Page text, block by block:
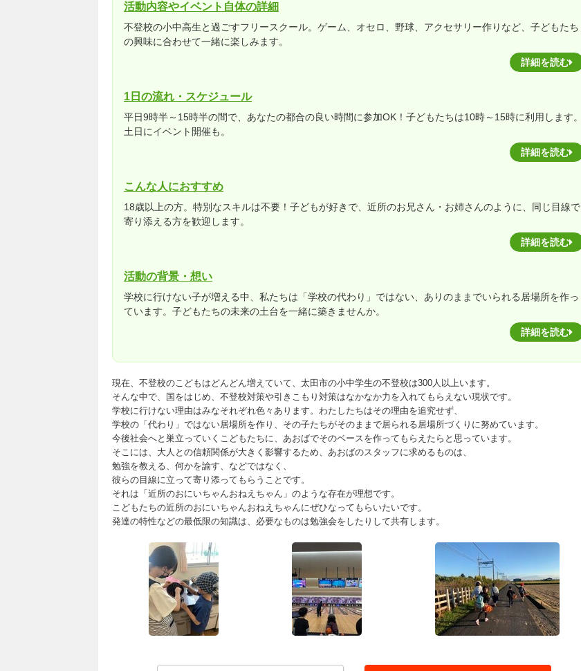
活動内容やイベント自体の詳細
不登校の小中高生と過ごすフリースクール。ゲーム、オセロ、野球、アクセサリー作りなど、子どもたち
の興味に合わせて一緒に楽しみます。
詳細を読む
1日の流れ・スケジュール
平日9時半～15時半の間で、あなたの都合の良い時間に参加OK！子どもたちは10時～15時に利用します。
土日にイベント開催も。
詳細を読む
こんな人におすすめ
18歳以上の方。特別なスキルは不要！子どもが好きで、近所のお兄さん・お姉さんのように、同じ目線で
寄り添える方を歓迎します。
詳細を読む
活動の背景・想い
学校に行けない子が増える中、私たちは「学校の代わり」ではない、ありのままでいられる居場所を作っ
ています。子どもたちの未来の土台を一緒に築きませんか。
詳細を読む
現在、不登校のこどもはどんどん増えていて、太田市の小中学生の不登校は300人以上います。
そんな中で、国をはじめ、不登校対策や引きこもり対策はなかなか力を入れてもらえない現状です。
学校に行けない理由はみなそれぞれ色々あります。わたしたちはその理由を追究せず、
学校の「代わり」ではない居場所を作り、その子たちがそのままで居られる居場所づくりに努めています。
今後社会へと巣立っていくこどもたちに、あおばでそのベースを作ってもらえたらと思っています。
そこには、大人との信頼関係が大きく影響するため、あおばのスタッフに求めるものは、
勉強を教える、何かを諭す、などではなく、
彼らの目線に立って寄り添ってもらうことです。
それは「近所のおにいちゃんおねえちゃん」のような存在が理想です。
こどもたちの近所のおにいちゃんおねえちゃんにぜひなってもらいたいです。
発達の特性などの最低限の知識は、必要なものは勉強会をしたりして共有します。